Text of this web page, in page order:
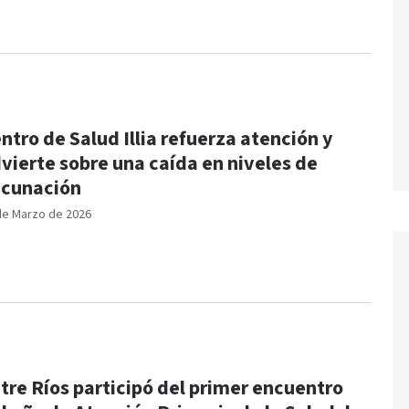
Marzo de 2026
de Salud Illia refuerza atención y
sobre una caída en niveles de
Ríos participó del primer encuentro